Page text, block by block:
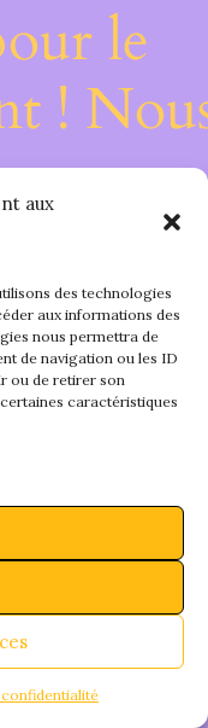
aux
des technologies
aux informations des
nous permettra de
de navigation ou les ID
ou de retirer son
caractéristiques
le
!
sur
de
!